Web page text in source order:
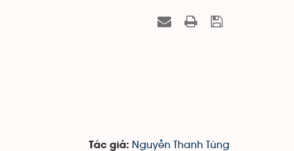
Tác giả: Nguyễn Thanh Tùng